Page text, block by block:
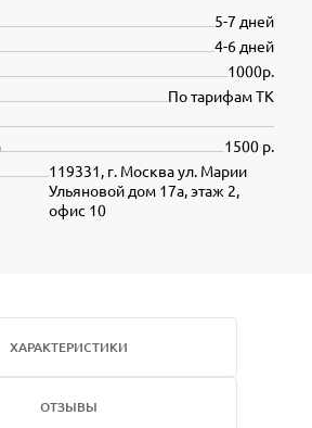
5-7 дней
4-6 дней
1000р.
По тарифам ТК
1500 р.
119331, г. Москва ул. Марии
Ульяновой дом 17а, этаж 2,
офис 10
ХАРАКТЕРИСТИКИ
ОТЗЫВЫ